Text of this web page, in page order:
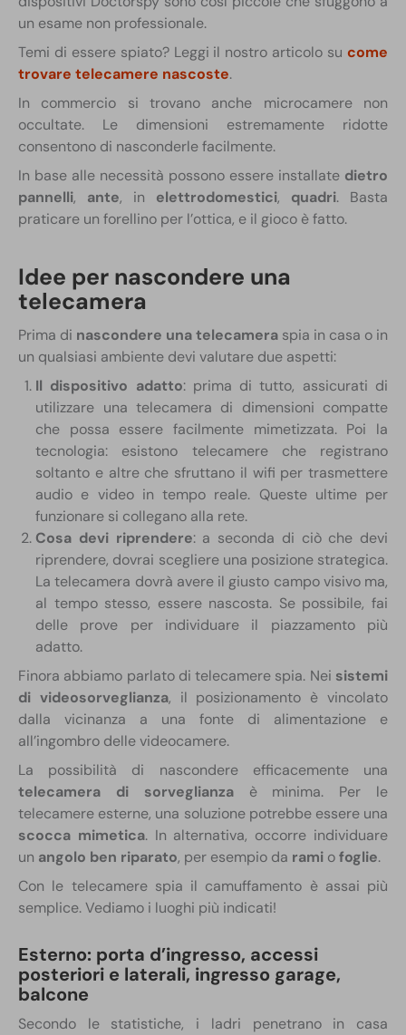
un esame non professionale.
Temi di essere spiato? Leggi il nostro articolo su come
trovare telecamere nascoste.
In commercio si trovano anche microcamere non
occultate. Le dimensioni estremamente ridotte
consentono di nasconderle facilmente.
In base alle necessità possono essere installate dietro
pannelli, ante, in elettrodomestici, quadri. Basta
praticare un forellino per l’ottica, e il gioco è fatto.
Idee per nascondere una
telecamera
Prima di nascondere una telecamera spia in casa o in
un qualsiasi ambiente devi valutare due aspetti:
Il dispositivo adatto: prima di tutto, assicurati di
utilizzare una telecamera di dimensioni compatte
che possa essere facilmente mimetizzata. Poi la
tecnologia: esistono telecamere che registrano
soltanto e altre che sfruttano il wifi per trasmettere
audio e video in tempo reale. Queste ultime per
funzionare si collegano alla rete.
Cosa devi riprendere: a seconda di ciò che devi
riprendere, dovrai scegliere una posizione strategica.
La telecamera dovrà avere il giusto campo visivo ma,
al tempo stesso, essere nascosta. Se possibile, fai
delle prove per individuare il piazzamento più
adatto.
Finora abbiamo parlato di telecamere spia. Nei sistemi
di videosorveglianza, il posizionamento è vincolato
dalla vicinanza a una fonte di alimentazione e
all’ingombro delle videocamere.
La possibilità di nascondere efficacemente una
telecamera di sorveglianzaè minima. Per le
telecamere esterne, una soluzione potrebbe essere una
scocca mimetica. In alternativa, occorre individuare
un angolo ben riparato, per esempio da rami ofoglie.
Con le telecamere spia il camuffamento è assai più
semplice. Vediamo i luoghi più indicati!
Esterno: porta d’ingresso, accessi
posteriori e laterali, ingresso garage,
balcone
Secondo le statistiche, i ladri penetrano in casa